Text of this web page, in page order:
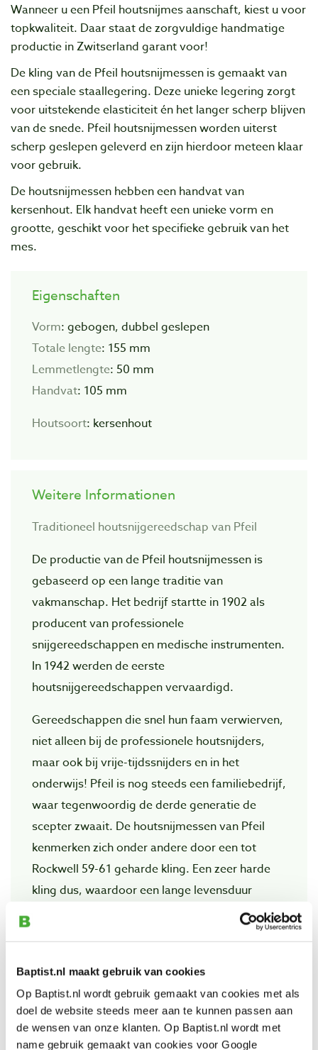
Baptist.nl maakt gebruik van cookies
Op Baptist.nl wordt gebruik gemaakt van cookies met als
doel de website steeds meer aan te kunnen passen aan
de wensen van onze klanten. Op Baptist.nl wordt met
name gebruik gemaakt van cookies voor Google
Wanneer u een Pfeil houtsnijmes aanschaft, kiest u voor
topkwaliteit. Daar staat de zorgvuIdige handmatige
productie in Zwitserland garant voor!
De kling van de Pfeil houtsnijmessen is gemaakt van
een speciale staallegering. Deze unieke legering zorgt
voor uitstekende elasticiteit én het langer scherp blijven
van de snede. Pfeil houtsnijmessen worden uiterst
scherp geslepen geleverd en zijn hierdoor meteen klaar
voor gebruik.
De houtsnijmessen hebben een handvat van
kersenhout. Elk handvat heeft een unieke vorm en
grootte, geschikt voor het specifieke gebruik van het
mes.
Eigenschaften
Vorm: gebogen, dubbel geslepen
Totale lengte: 155 mm
Lemmetlengte: 50 mm
Handvat: 105 mm
Houtsoort: kersenhout
Weitere Informationen
Traditioneel houtsnijgereedschap van Pfeil
De productie van de Pfeil houtsnijmessen is
gebaseerd op een lange traditie van
vakmanschap. Het bedrijf startte in 1902 als
producent van professionele
snijgereedschappen en medische instrumenten.
In 1942 werden de eerste
houtsnijgereedschappen vervaardigd.
Gereedschappen die snel hun faam verwierven,
niet alleen bij de professionele houtsnijders,
maar ook bij vrije-tijdssnijders en in het
onderwijs! Pfeil is nog steeds een familiebedrijf,
waar tegenwoordig de derde generatie de
scepter zwaait. De houtsnijmessen van Pfeil
kenmerken zich onder andere door een tot
Rockwell 59-61 geharde kling. Een zeer harde
kling dus, waardoor een lange levensduur
gegarandeerd is en de gebruiker, bij correct
gebruik, gevrijwaard blijft van voortdurend
De houtsnijmessen van Pfeil worden stuk voor
stuk handmatig geproduceerd. Hoewel de
modernste technieken niet geschuwd worden,